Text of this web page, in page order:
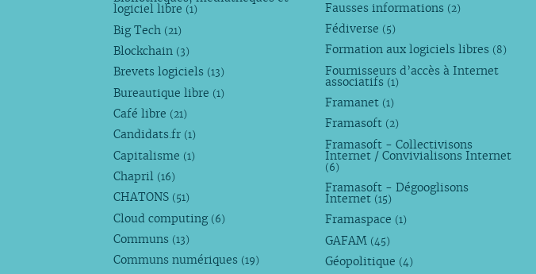
logiciel libre (1)
Big Tech (21)
Blockchain (3)
Brevets logiciels (13)
Bureautique libre (1)
Café libre (21)
Candidats.fr (1)
Capitalisme (1)
Chapril (16)
CHATONS (51)
Cloud computing (6)
Communs (13)
Communs numériques (19)
Fausses informations (2)
Fédiverse (5)
Formation aux logiciels libres (8)
Fournisseurs d’accès à Internet
associatifs (1)
Framanet (1)
Framasoft (2)
Framasoft - Collectivisons
Internet / Convivialisons Internet
(6)
Framasoft - Dégooglisons
Internet (15)
Framaspace (1)
GAFAM (45)
Géopolitique (4)